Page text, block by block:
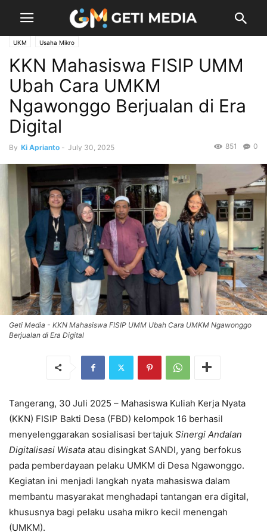
UKM Usaha Mikro
KKN Mahasiswa FISIP UMM
Ubah Cara UMKM
Ngawonggo Berjualan di Era
Digital
By Ki Aprianto - July 30, 2025 0
851
Geti Media - KKN Mahasiswa FISIP UMM Ubah Cara UMKM Ngawonggo
Berjualan di Era Digital
Tangerang, 30 Juli 2025 – Mahasiswa Kuliah Kerja Nyata
(KKN) FISIP Bakti Desa (FBD) kelompok 16 berhasil
menyelenggarakan sosialisasi bertajuk Sinergi Andalan
Digitalisasi Wisata atau disingkat SANDI, yang berfokus
pada pemberdayaan pelaku UMKM di Desa Ngawonggo.
Kegiatan ini menjadi langkah nyata mahasiswa dalam
membantu masyarakat menghadapi tantangan era digital,
khususnya bagi pelaku usaha mikro kecil menengah
(UMKM).